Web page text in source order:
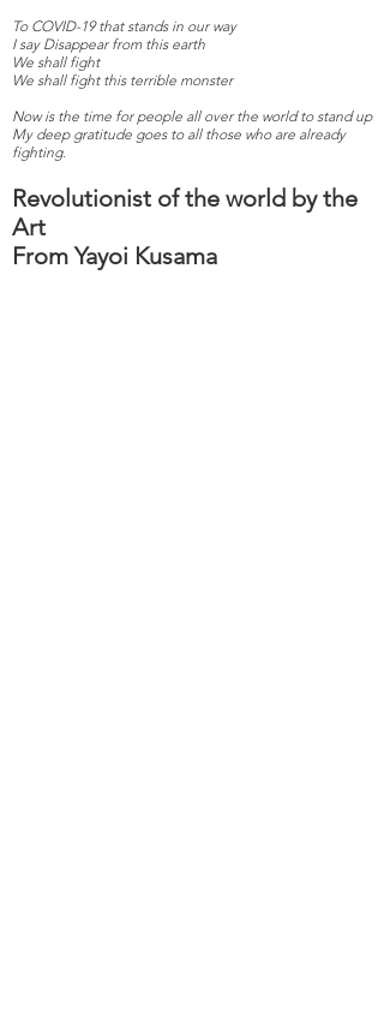
To COVID-19 that stands in our way
I say Disappear from this earth
We shall fight
We shall fight this terrible monster
Now is the time for people all over the world to stand up
My deep gratitude goes to all those who are already
fighting.
Revolutionist of the world by the
Art
From Yayoi Kusama